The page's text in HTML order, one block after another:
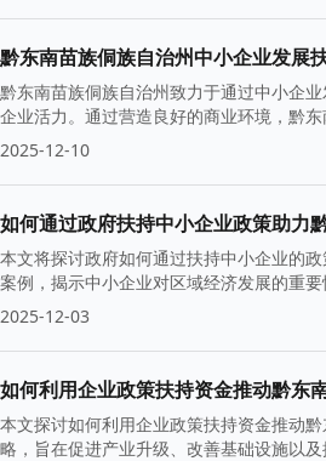
黔东南苗族侗族自治州中小企业发展
黔东南苗族侗族自治州致力于通过中小企
企业活力。通过营造良好的商业环境，黔
2025-12-10
如何通过政府扶持中小企业政策助力
本文将探讨政府如何通过扶持中小企业的
案例，揭示中小企业对区域经济发展的重
2025-12-03
如何利用企业政策扶持资金推动黔东
本文探讨如何利用企业政策扶持资金推动
略，旨在促进产业升级、改善基础设施以